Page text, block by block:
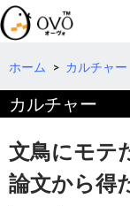
検
索
コ
テ
ツ
へ
動
ホーム > カルチャー
カルチャー
文鳥にモテ
論文から得